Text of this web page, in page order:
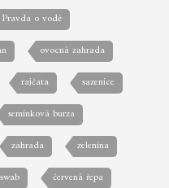
o vodě
ovocná zahrada
rajčata
sazenice
semínková burza
zahrada
zelenina
červená řepa